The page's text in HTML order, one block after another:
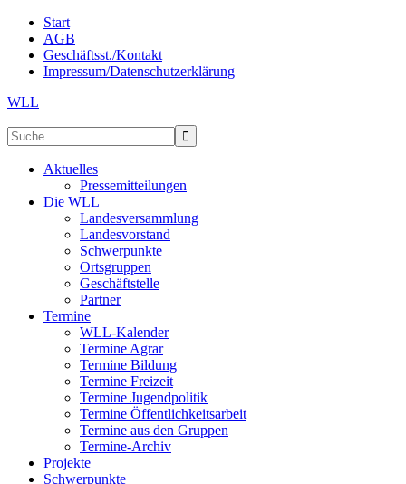
Start
AGB
Geschäftsst./Kontakt
Impressum/Datenschutzerklärung
WLL
Aktuelles
Pressemitteilungen
Die WLL
Landesversammlung
Landesvorstand
Schwerpunkte
Ortsgruppen
Geschäftstelle
Partner
Termine
WLL-Kalender
Termine Agrar
Termine Bildung
Termine Freizeit
Termine Jugendpolitik
Termine Öffentlichkeitsarbeit
Termine aus den Gruppen
Termine-Archiv
Projekte
Schwerpunkte